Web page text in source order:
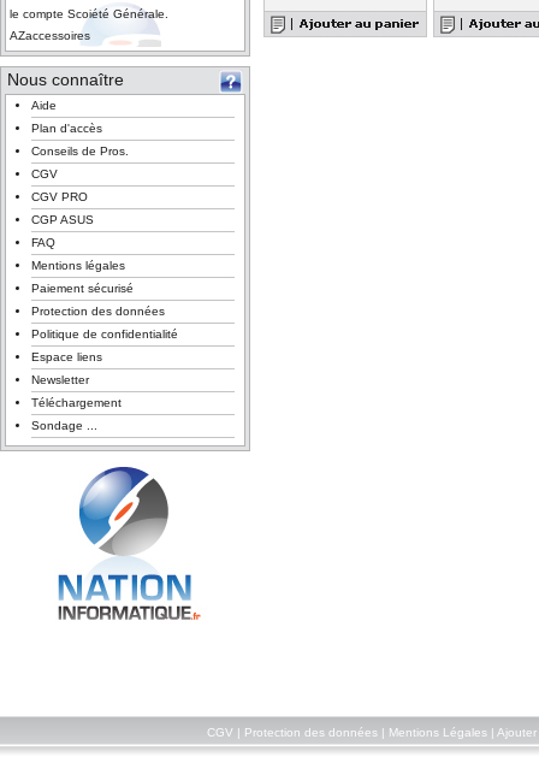
le compte Scoiété Générale.
AZaccessoires
Nous connaître
Aide
Plan d'accès
Conseils de Pros.
CGV
CGV PRO
CGP ASUS
FAQ
Mentions légales
Paiement sécurisé
Protection des données
Politique de confidentialité
Espace liens
Newsletter
Téléchargement
Sondage ...
CGV Protection des données| Mentions Légales| Ajouter